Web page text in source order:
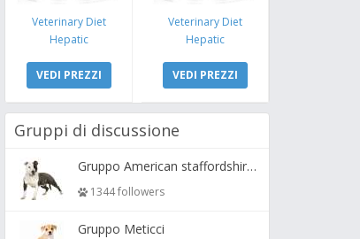
Veterinary Diet
Hepatic
VEDI PREZZI
Veterinary Diet
Hepatic
VEDI PREZZI
Gruppi di discussione
Gruppo American staffordshire terrier ( amstaff, amastaff )
1344 followers
Gruppo Meticci